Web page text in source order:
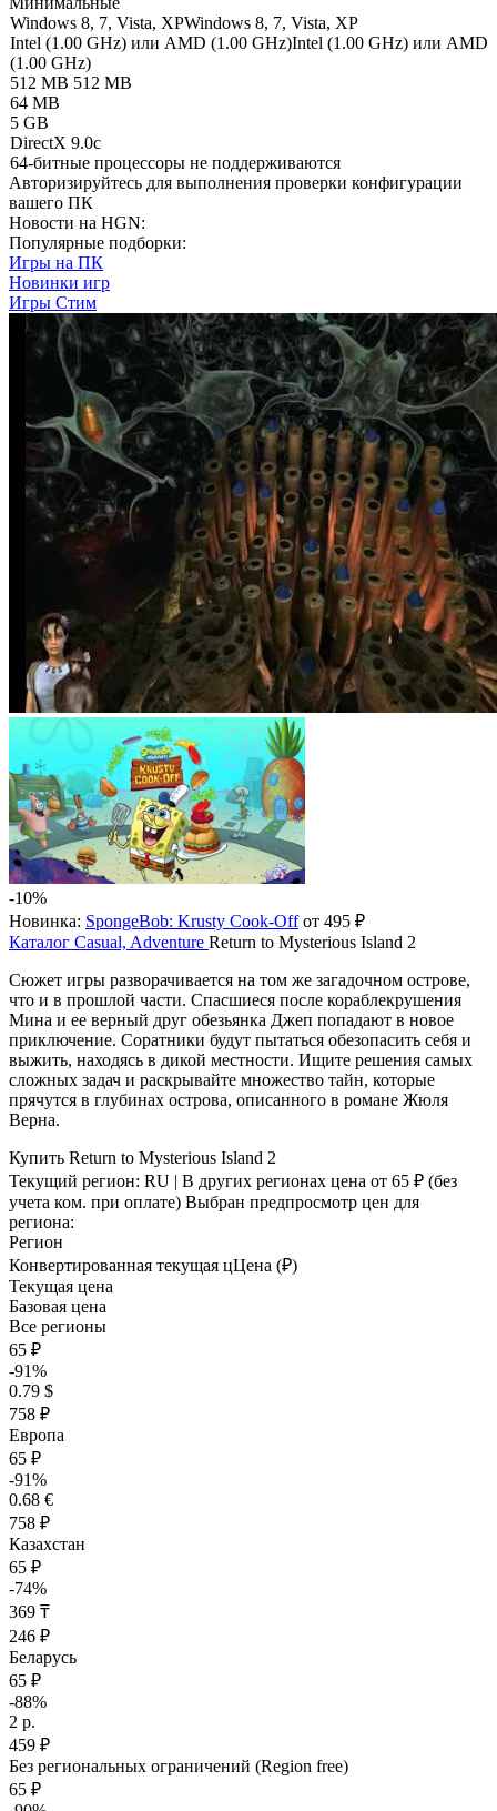
Windows 8, 7, Vista, XPWindows 8, 7, Vista, XP
Intel (1.00 GHz) или AMD (1.00 GHz)Intel (1.00 GHz) или AMD
(1.00 GHz)
512 MB 512 MB
64 MB
5 GB
DirectX 9.0c
64-битные процессоры не поддерживаются
Авторизируйтесь для выполнения проверки конфигурации
вашего ПК
Новости на HGN:
Популярные подборки:
Игры на ПК
Новинки игр
Игры Стим
-10%
Новинка: SpongeBob: Krusty Cook-Offот 495 ₽
Каталог Casual, Adventure Return to Mysterious Island 2
Сюжет игры разворачивается на том же загадочном острове,
что и в прошлой части. Спасшиеся после кораблекрушения
Мина и ее верный друг обезьянка Джеп попадают в новое
приключение. Соратники будут пытаться обезопасить себя и
выжить, находясь в дикой местности. Ищите решения самых
сложных задач и раскрывайте множество тайн, которые
прячутся в глубинах острова, описанного в романе Жюля
Верна.
Купить Return to Mysterious Island 2
Текущий регион: RU | В других регионах цена от 65 ₽ (без
учета ком. при оплате) Выбран предпросмотр цен для
региона:
Регион
Конвертированная текущая цЦена (₽)
Текущая цена
Базовая цена
Все регионы
65 ₽
-91%
0.79 $
758 ₽
Европа
65 ₽
-91%
0.68 €
758 ₽
Казахстан
65 ₽
-74%
369 ₸
246 ₽
Беларусь
65 ₽
-88%
2 р.
459 ₽
Без региональных ограничений (Region free)
65 ₽